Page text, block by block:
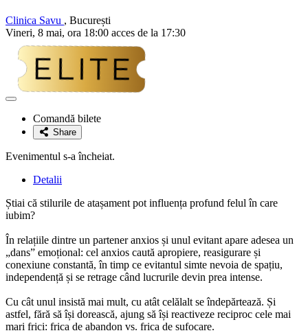
Clinica Savu , București
Vineri, 8 mai, ora 18:00 acces de la 17:30
Adaugă
favoriteComandă bilete
Share
Evenimentul s-a încheiat.
Detalii
Știai că stilurile de atașament pot influența profund felul în care
iubim?
În relațiile dintre un partener anxios și unul evitant apare adesea un
„dans” emoțional: cel anxios caută apropiere, reasigurare și
conexiune constantă, în timp ce evitantul simte nevoia de spațiu,
independență și se retrage când lucrurile devin prea intense.
Cu cât unul insistă mai mult, cu atât celălalt se îndepărtează. Și
astfel, fără să își dorească, ajung să își reactiveze reciproc cele mai
mari frici: frica de abandon vs. frica de sufocare.